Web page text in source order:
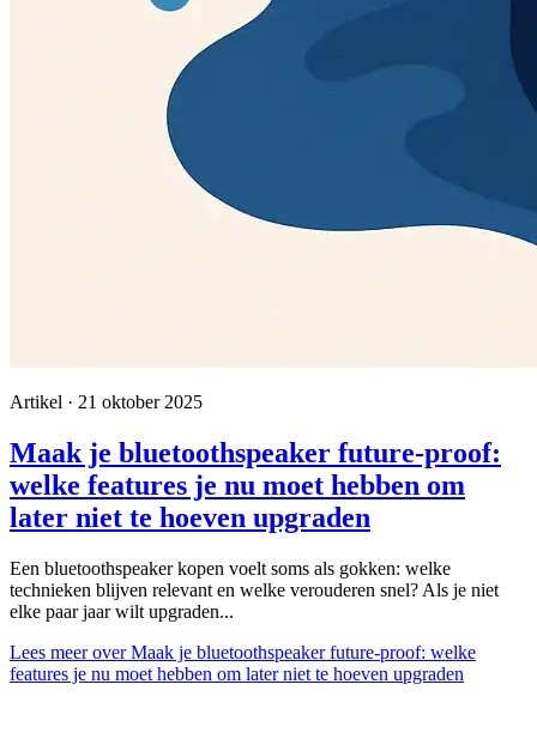
Artikel · 21 oktober 2025
Maak je bluetoothspeaker future-proof:
welke features je nu moet hebben om
later niet te hoeven upgraden
Een bluetoothspeaker kopen voelt soms als gokken: welke
technieken blijven relevant en welke verouderen snel? Als je niet
elke paar jaar wilt upgraden...
Lees meerover Maak je bluetoothspeaker future-proof: welke
features je nu moet hebben om later niet te hoeven upgraden